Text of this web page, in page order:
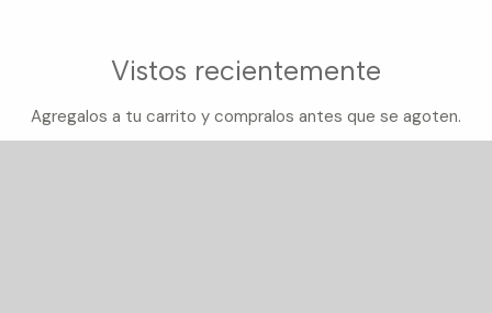
Vistos recientemente
Agregalos a tu carrito y compralos antes que se agoten.